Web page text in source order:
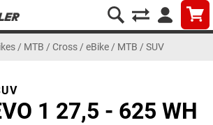
/ MTB / Cross/ eBike / MTB / SUV
1 27,5 - 625 WH